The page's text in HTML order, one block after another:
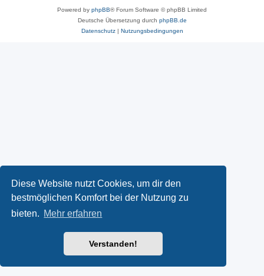
Diese Website nutzt Cookies, um dir den
bestmöglichen Komfort bei der Nutzung zu
bieten. Mehr erfahren
Verstanden!
Powered by phpBB® Forum Software © phpBB Limited
Deutsche Übersetzung durch phpBB.de
Datenschutz| Nutzungsbedingungen